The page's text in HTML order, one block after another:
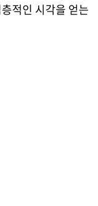
적인 시각을 얻는